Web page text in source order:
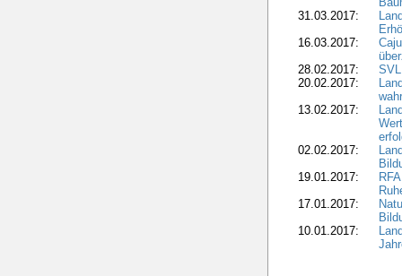
31.03.2017:
16.03.2017:
28.02.2017:
20.02.2017:
13.02.2017:
02.02.2017:
19.01.2017:
17.01.2017:
10.01.2017: